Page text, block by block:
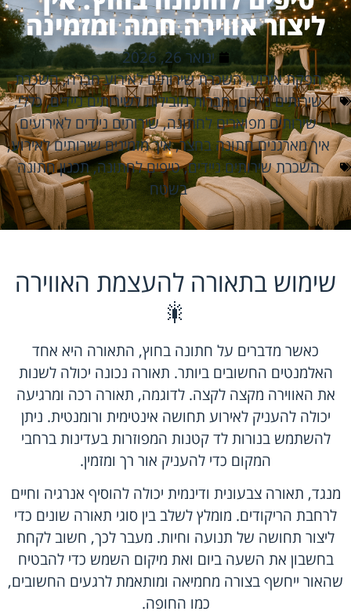
ליצור אווירה חמה ומזמינה
ינואר 26, 2026
הפקת אירוע,השכרת שירותים לאירוע חברה,השכרת
שירותים ניידים,חברות מובילות לשירותים ניידים,כללי,
שירותים מפוארים לחתונה,שירותים ניידים לאירועים
איך מארגנים חתונה בחצר,איך מזמינים שירותים לאירוע,
השכרת שירותים ניידים,טיפים לחתונה,תכנון חתונה
בשטח
שימוש בתאורה להעצמת האווירה
🎇
כאשר מדברים על חתונה בחוץ, התאורה היא אחד
האלמנטים החשובים ביותר. תאורה נכונה יכולה לשנות
את האווירה מקצה לקצה. לדוגמה, תאורה רכה ומרגיעה
יכולה להעניק לאירוע תחושה אינטימית ורומנטית. ניתן
להשתמש בנורות לד קטנות המפוזרות בעדינות ברחבי
המקום כדי להעניק אור רך ומזמין.
מנגד, תאורה צבעונית ודינמית יכולה להוסיף אנרגיה וחיים
לרחבת הריקודים. מומלץ לשלב בין סוגי תאורה שונים כדי
ליצור תחושה של תנועה וחיות. מעבר לכך, חשוב לקחת
בחשבון את השעה ביום ואת מיקום השמש כדי להבטיח
שהאור ייחשף בצורה מחמיאה ומותאמת לרגעים החשובים,
כמו החופה.